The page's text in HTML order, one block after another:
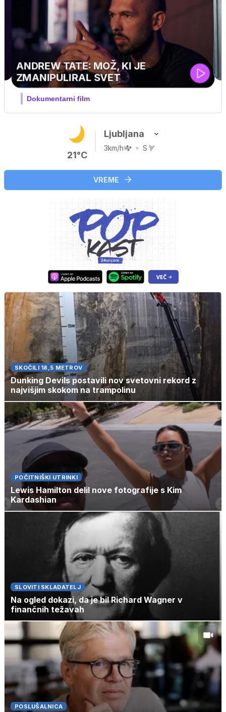
MOJ PRIJATELJ PINGVIN
Film meseca / družinski, pustolovski
21°C
Ljubljana
3km/h S
VREME
SKOČILI 18,5 METROV
Dunking Devils postavili nov svetovni rekord z
najvišjim skokom na trampolinu
POČITNIŠKI UTRINKI
Lewis Hamilton delil nove fotografije s Kim
Kardashian
SLOVITI SKLADATELJ
Na ogled dokazi, da je bil Richard Wagner v
finančnih težavah
POSLUŠALNICA